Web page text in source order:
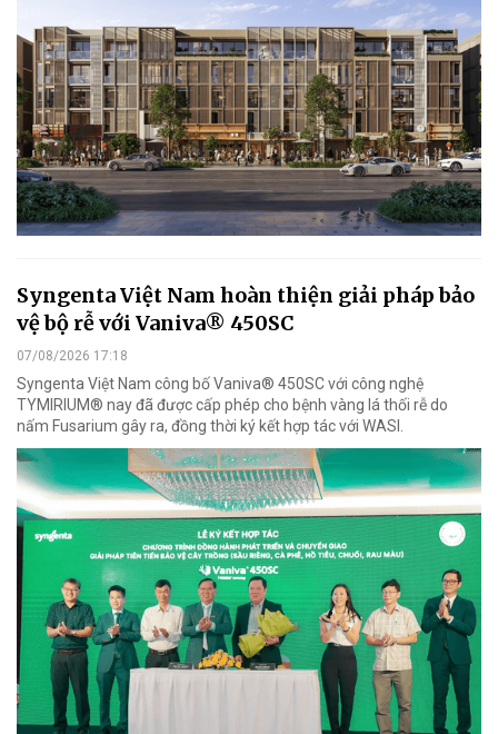
Syngenta Việt Nam hoàn thiện giải pháp bảo
vệ bộ rễ với Vaniva® 450SC
07/08/2026 17:18
Syngenta Việt Nam công bố Vaniva® 450SC với công nghệ
TYMIRIUM® nay đã được cấp phép cho bệnh vàng lá thối rễ do
nấm Fusarium gây ra, đồng thời ký kết hợp tác với WASI.